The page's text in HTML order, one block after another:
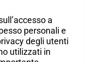
a
personali e
degli utenti
utilizzati in